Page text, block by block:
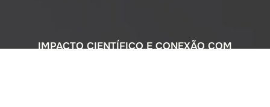
IMPACTO CIENTÍFICO E CONEXÃO COM